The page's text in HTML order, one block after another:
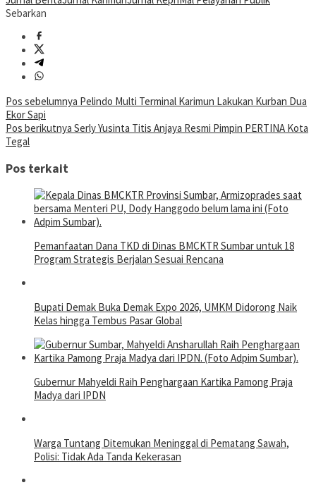
Sebarkan
Navigasi
pos
Pos sebelumnya Pelindo Multi Terminal Karimun Lakukan Kurban Dua
Ekor Sapi
Pos berikutnya Serly Yusinta Titis Anjaya Resmi Pimpin PERTINA Kota
Tegal
Pos terkait
Pemanfaatan Dana TKD di Dinas BMCKTR Sumbar untuk 18
Program Strategis Berjalan Sesuai Rencana
Bupati Demak Buka Demak Expo 2026, UMKM Didorong Naik
Kelas hingga Tembus Pasar Global
Gubernur Mahyeldi Raih Penghargaan Kartika Pamong Praja
Madya dari IPDN
Warga Tuntang Ditemukan Meninggal di Pematang Sawah,
Polisi: Tidak Ada Tanda Kekerasan